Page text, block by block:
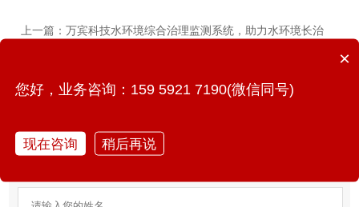
上一篇：万宾科技水环境综合治理监测系统，助力水环境长治
下一篇：内涝积水监测仪的作用，如何预防城市内涝？
免费获取产品报价/方案
×
您好，业务咨询：159 5921 7190(微信同号)
现在咨询 稍后再说